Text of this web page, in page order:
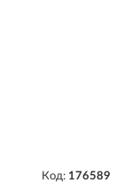
Код: 176589